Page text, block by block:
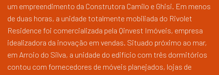
um empreendimento da Construtora Camilo e Ghisi. Em menos
de duas horas, a unidade totalmente mobiliada do Rivolet
Residence foi comercializada pela Qinvest Imóveis, empresa
idealizadora da inovação em vendas. Situado próximo ao mar,
em Arroio do Silva, a unidade do edifício com três dormitórios
contou com fornecedores de móveis planejados, lojas de